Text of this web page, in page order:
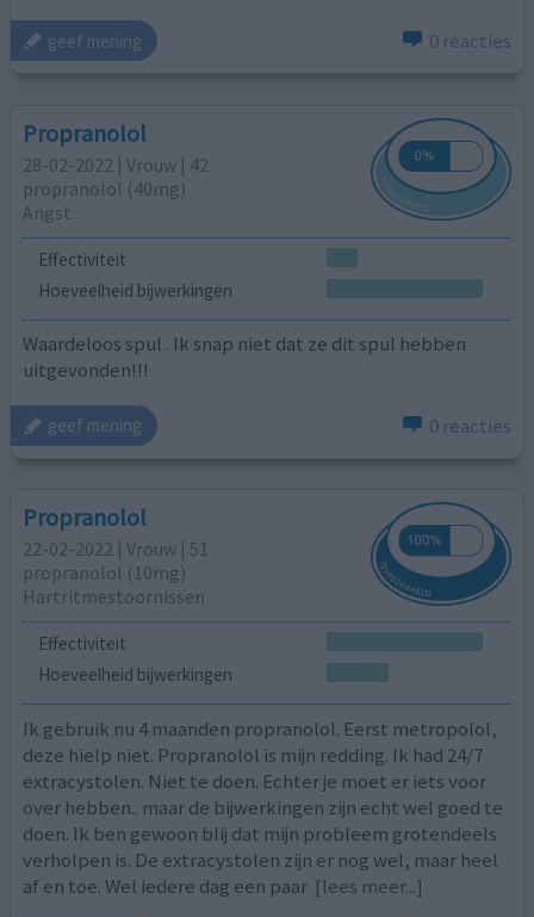
geef mening 0 reacties
Propranolol
28-02-2022 | Vrouw | 42
propranolol (40mg)
Angst
Effectiviteit
Hoeveelheid bijwerkingen
Waardeloos spul . Ik snap niet dat ze dit spul hebben
uitgevonden!!!
geef mening 0 reacties
Propranolol
22-02-2022 | Vrouw | 51
propranolol (10mg)
Hartritmestoornissen
Effectiviteit
Hoeveelheid bijwerkingen
Ik gebruik nu 4 maanden propranolol. Eerst metropolol,
deze hielp niet. Propranolol is mijn redding. Ik had 24/7
extracystolen. Niet te doen. Echter je moet er iets voor
over hebben.. maar de bijwerkingen zijn echt wel goed te
doen. Ik ben gewoon blij dat mijn probleem grotendeels
verholpen is. De extracystolen zijn er nog wel, maar heel
af en toe. Wel iedere dag een paar [lees meer...]